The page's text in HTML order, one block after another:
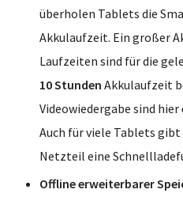
überholen Tablets die
Akkulaufzeit. Ein großer
Laufzeiten sind für die
10 Stunden Akkulaufzeit
Videowiedergabe sind hier
Auch für viele Tablets
Netzteil eine
Offline erweiterbarer